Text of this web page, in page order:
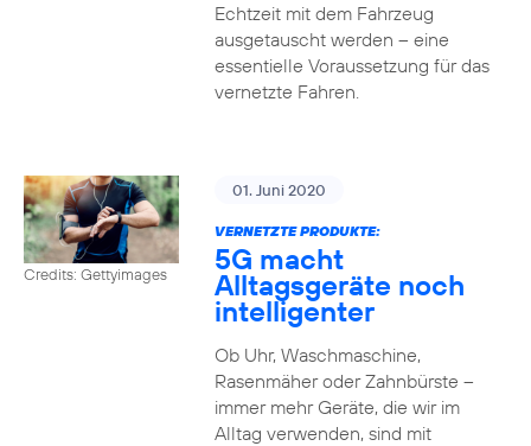
Echtzeit mit dem Fahrzeug
ausgetauscht werden – eine
essentielle Voraussetzung für das
vernetzte Fahren.
Credits: Gettyimages
01. Juni 2020
VERNETZTE PRODUKTE:
5G macht
Alltagsgeräte noch
intelligenter
Ob Uhr, Waschmaschine,
Rasenmäher oder Zahnbürste –
immer mehr Geräte, die wir im
Alltag verwenden, sind mit